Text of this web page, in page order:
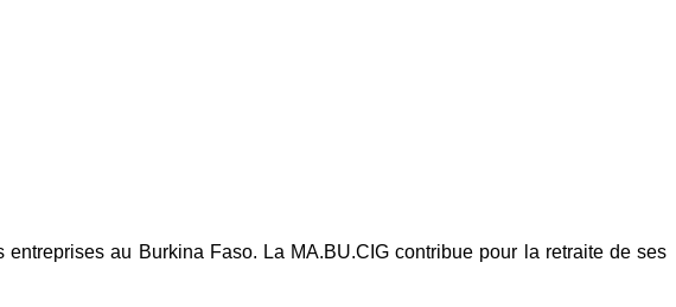
au Burkina Faso. La MA.BU.CIG contribue pour la retraite de ses